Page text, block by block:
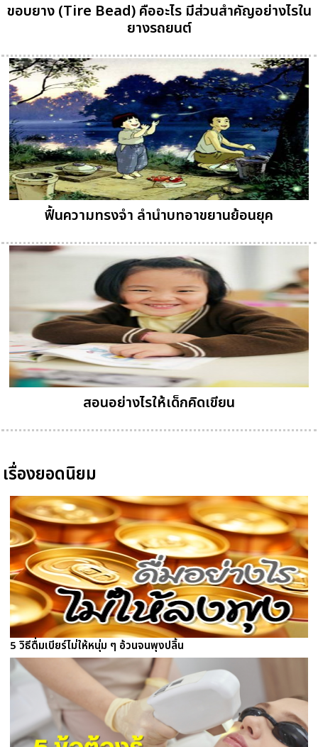
ขอบยาง (Tire Bead) คืออะไร มีส่วนสำคัญอย่างไรใน
ยางรถยนต์
ฟื้นความทรงจำ ลำนำบทอาขยานย้อนยุค
สอนอย่างไรให้เด็กคิดเขียน
เรื่องยอดนิยม
5 วิธีดื่มเบียร์ไม่ให้หนุ่ม ๆ อ้วนจนพุงปลิ้น